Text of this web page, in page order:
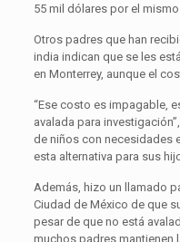
55 mil dólares por el
Otros padres que han
india indican que se les
en Monterrey, aunque el
“Ese costo es impagable,
avalada para
de niños con necesidades
esta alternativa para sus
Además, hizo un llamado
Ciudad de México de que
pesar de que no está
muchos padres mantienen